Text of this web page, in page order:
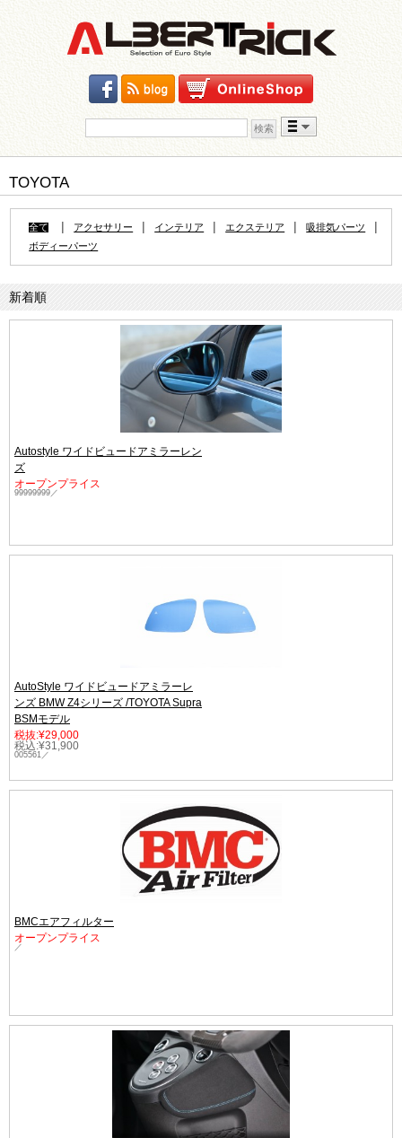
Skip to content
TOYOTA
全て | アクセサリー | インテリア | エクステリア | 吸排気パーツ |
ボディーパーツ
新着順
Autostyle ワイドビュードアミラーレン
ズ
オープンプライス
99999999／
AutoStyle ワイドビュードアミラーレ
ンズ BMW Z4シリーズ /TOYOTA Supra
BSMモデル
税抜:¥29,000
税込:¥31,900
005561／
BMCエアフィルター
オープンプライス
／